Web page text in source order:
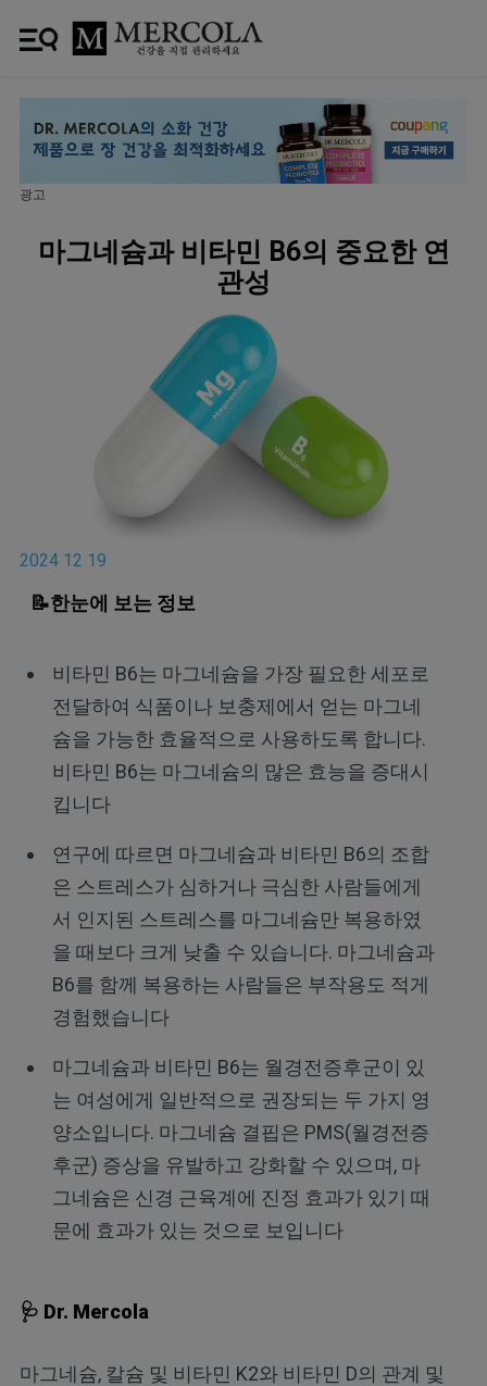
광고
마그네슘과 비타민 B6의 중요한 연
관성
2024 12 19
📝한눈에 보는 정보
비타민 B6는 마그네슘을 가장 필요한 세포로
전달하여 식품이나 보충제에서 얻는 마그네
슘을 가능한 효율적으로 사용하도록 합니다.
비타민 B6는 마그네슘의 많은 효능을 증대시
킵니다
연구에 따르면 마그네슘과 비타민 B6의 조합
은 스트레스가 심하거나 극심한 사람들에게
서 인지된 스트레스를 마그네슘만 복용하였
을 때보다 크게 낮출 수 있습니다. 마그네슘과
B6를 함께 복용하는 사람들은 부작용도 적게
경험했습니다
마그네슘과 비타민 B6는 월경전증후군이 있
는 여성에게 일반적으로 권장되는 두 가지 영
양소입니다. 마그네슘 결핍은 PMS(월경전증
후군) 증상을 유발하고 강화할 수 있으며, 마
그네슘은 신경 근육계에 진정 효과가 있기 때
문에 효과가 있는 것으로 보입니다
🩺 Dr. Mercola
마그네슘, 칼슘 및 비타민 K2와 비타민 D의 관계 및